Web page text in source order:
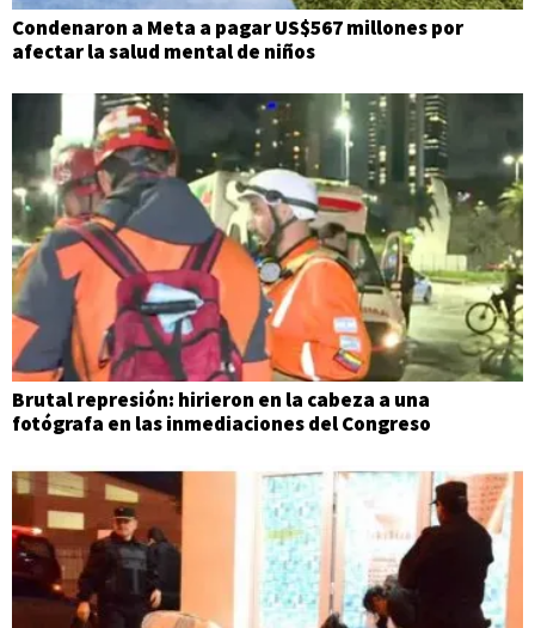
Condenaron a Meta a pagar US$567 millones por
afectar la salud mental de niños
Brutal represión: hirieron en la cabeza a una
fotógrafa en las inmediaciones del Congreso